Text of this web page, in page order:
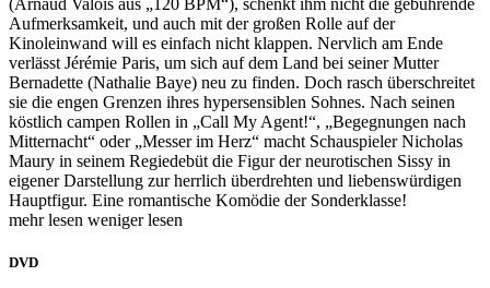
Aufmerksamkeit, und auch mit der großen Rolle auf der
Kinoleinwand will es einfach nicht klappen. Nervlich am Ende
verlässt Jérémie Paris, um sich auf dem Land bei seiner Mutter
Bernadette (Nathalie Baye) neu zu finden. Doch rasch überschreitet
sie die engen Grenzen ihres hypersensiblen Sohnes. Nach seinen
köstlich campen Rollen in „Call My Agent!“, „Begegnungen nach
Mitternacht“ oder „Messer im Herz“ macht Schauspieler Nicholas
Maury in seinem Regiedebüt die Figur der neurotischen Sissy in
eigener Darstellung zur herrlich überdrehten und liebenswürdigen
Hauptfigur. Eine romantische Komödie der Sonderklasse!
mehr lesen weniger lesen
DVD